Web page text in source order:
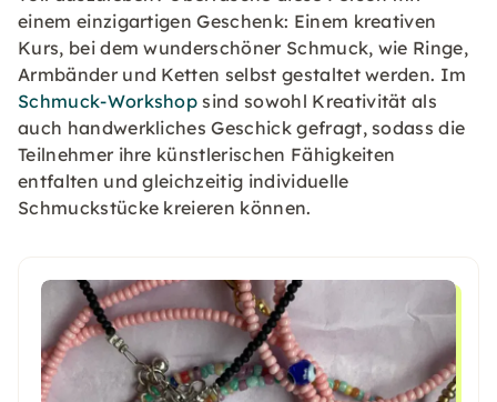
einem einzigartigen Geschenk: Einem kreativen
Kurs, bei dem wunderschöner Schmuck, wie Ringe,
Armbänder und Ketten selbst gestaltet werden. Im
Schmuck-Workshop sind sowohl Kreativität als
auch handwerkliches Geschick gefragt, sodass die
Teilnehmer ihre künstlerischen Fähigkeiten
entfalten und gleichzeitig individuelle
Schmuckstücke kreieren können.